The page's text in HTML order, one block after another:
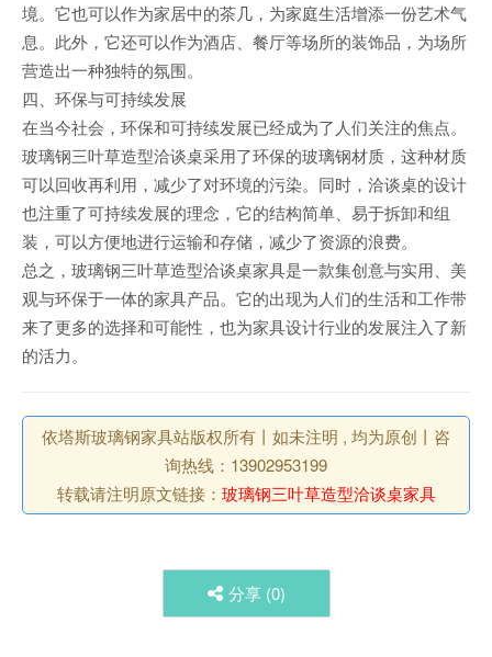
境。它也可以作为家居中的茶几，为家庭生活增添一份艺术气
息。此外，它还可以作为酒店、餐厅等场所的装饰品，为场所
营造出一种独特的氛围。
四、环保与可持续发展
在当今社会，环保和可持续发展已经成为了人们关注的焦点。
玻璃钢三叶草造型洽谈桌采用了环保的玻璃钢材质，这种材质
可以回收再利用，减少了对环境的污染。同时，洽谈桌的设计
也注重了可持续发展的理念，它的结构简单、易于拆卸和组
装，可以方便地进行运输和存储，减少了资源的浪费。
总之，玻璃钢三叶草造型洽谈桌家具是一款集创意与实用、美
观与环保于一体的家具产品。它的出现为人们的生活和工作带
来了更多的选择和可能性，也为家具设计行业的发展注入了新
的活力。
依塔斯玻璃钢家具站版权所有丨如未注明 , 均为原创丨咨
询热线：13902953199
转载请注明原文链接： 玻璃钢三叶草造型洽谈桌家具
分享 (0)